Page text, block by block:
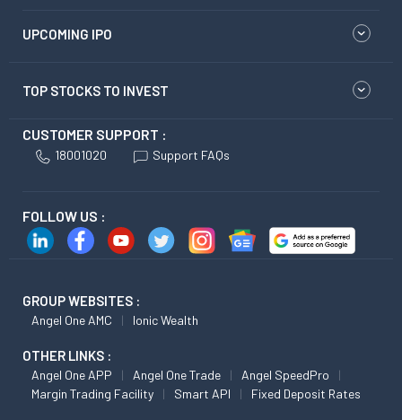
UPCOMING IPO
TOP STOCKS TO INVEST
CUSTOMER SUPPORT :
18001020 Support FAQs
FOLLOW US :
GROUP WEBSITES :
Angel One AMC Ionic Wealth
OTHER LINKS :
Angel One APP Angel One Trade
Angel SpeedPro
Margin Trading Facility
Smart API Fixed Deposit Rates